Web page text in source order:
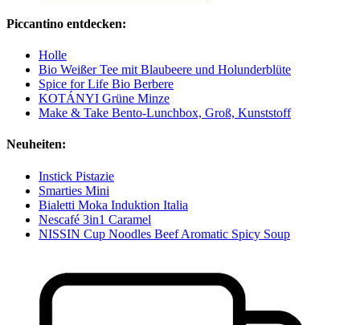
Piccantino entdecken:
Holle
Bio Weißer Tee mit Blaubeere und Holunderblüte
Spice for Life Bio Berbere
KOTÁNYI Grüne Minze
Make & Take Bento-Lunchbox, Groß, Kunststoff
Neuheiten:
Instick Pistazie
Smarties Mini
Bialetti Moka Induktion Italia
Nescafé 3in1 Caramel
NISSIN Cup Noodles Beef Aromatic Spicy Soup